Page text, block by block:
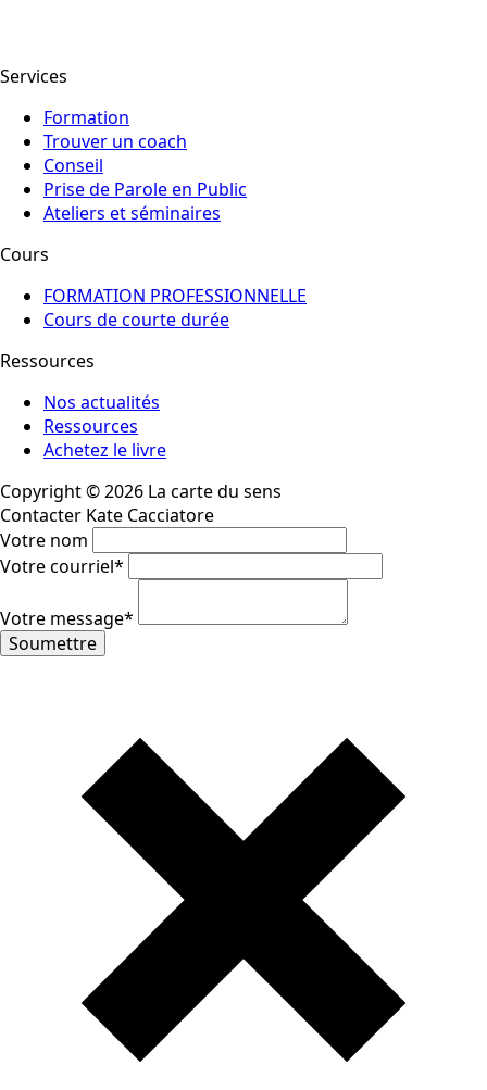
Services
Formation
Trouver un coach
Conseil
Prise de Parole en Public
Ateliers et séminaires
Cours
FORMATION PROFESSIONNELLE
Cours de courte durée
Ressources
Nos actualités
Ressources
Achetez le livre
Copyright © 2026 La carte du sens
Contacter Kate Cacciatore
Votre nom
Votre courriel*
Votre message*
Soumettre